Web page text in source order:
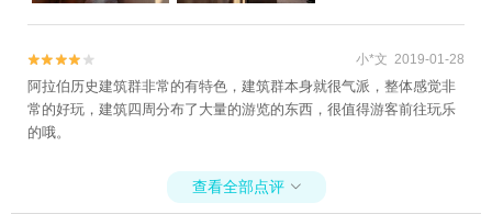

 小*文 2019-01-28
阿拉伯历史建筑群非常的有特色，建筑群本身就很气派，整体感觉非
常的好玩，建筑四周分布了大量的游览的东西，很值得游客前往玩乐
的哦。
查看全部点评 